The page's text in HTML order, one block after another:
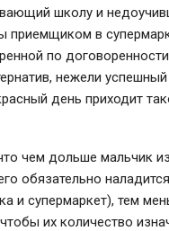
школу и
приемщиком в
по
нежели
день приходит
чем дольше мальчик
обязательно
и супермаркет), тем
их количество